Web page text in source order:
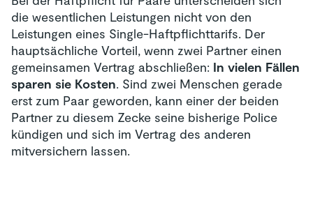
die wesentlichen Leistungen nicht von den
Leistungen eines Single-Haftpflichttarifs. Der
hauptsächliche Vorteil, wenn zwei Partner einen
gemeinsamen Vertrag abschließen: In vielen Fällen
sparen sie Kosten. Sind zwei Menschen gerade
erst zum Paar geworden, kann einer der beiden
Partner zu diesem Zecke seine bisherige Police
kündigen und sich im Vertrag des anderen
mitversichern lassen.